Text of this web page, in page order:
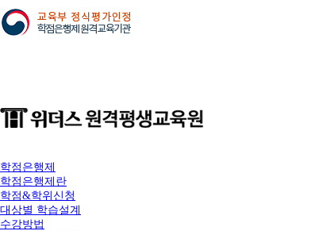
학점은행제
학점은행제란
학점&학위신청
대상별 학습설계
수강방법